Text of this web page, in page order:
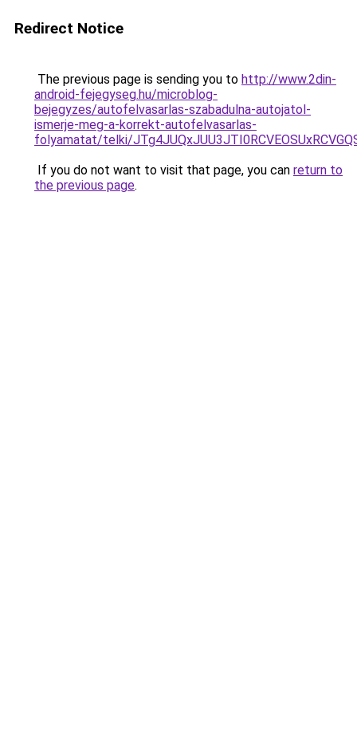
Redirect Notice
The previous page is sending you to http://www.2din-
android-fejegyseg.hu/microblog-
bejegyzes/autofelvasarlas-szabadulna-autojatol-
ismerje-meg-a-korrekt-autofelvasarlas-
folyamatat/telki/
If you do not want to visit that page, you can return to
the previous page.